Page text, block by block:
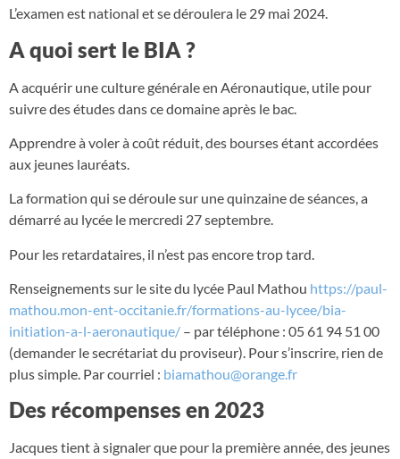
L’examen est national et se déroulera le 29 mai 2024.
A quoi sert le BIA ?
A acquérir une culture générale en Aéronautique, utile pour
suivre des études dans ce domaine après le bac.
Apprendre à voler à coût réduit, des bourses étant accordées
aux jeunes lauréats.
La formation qui se déroule sur une quinzaine de séances, a
démarré au lycée le mercredi 27 septembre.
Pour les retardataires, il n’est pas encore trop tard.
Renseignements sur le site du lycée Paul Mathou https://paul-
mathou.mon-ent-occitanie.fr/formations-au-lycee/bia-
initiation-a-l-aeronautique/ – par téléphone : 05 61 94 51 00
(demander le secrétariat du proviseur). Pour s’inscrire, rien de
plus simple. Par courriel : biamathou@orange.fr
Des récompenses en 2023
Jacques tient à signaler que pour la première année, des jeunes